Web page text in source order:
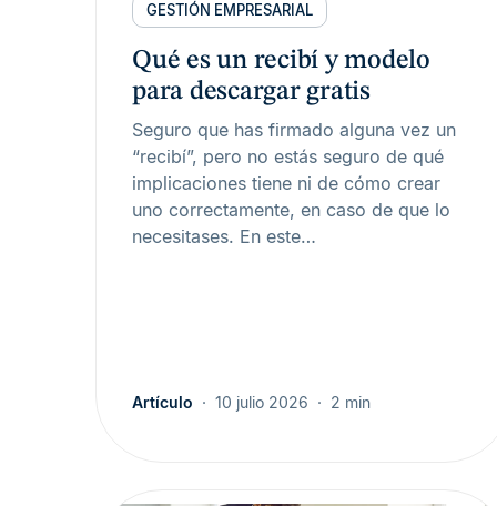
GESTIÓN EMPRESARIAL
Qué es un recibí y modelo
para descargar gratis
Seguro que has firmado alguna vez un
“recibí”, pero no estás seguro de qué
implicaciones tiene ni de cómo crear
uno correctamente, en caso de que lo
necesitases. En este…
Artículo 10 julio 2026 2 min